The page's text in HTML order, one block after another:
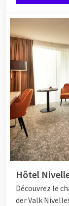
Hôtel
Découvrez le
der Valk